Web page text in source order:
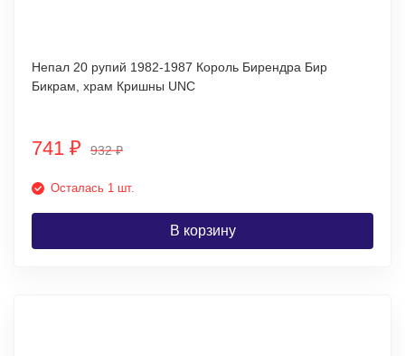
Непал 20 рупий 1982-1987 Король Бирендра Бир
Бикрам, храм Кришны UNC
741 ₽ 932₽
Осталась 1 шт.
В корзину